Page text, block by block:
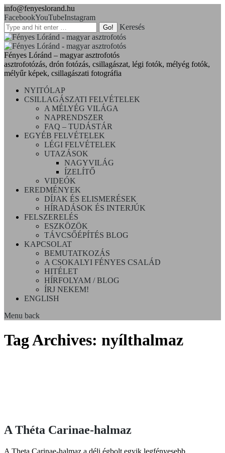
info@fenyeslorand.hu
FacebookYouTubeInstagram
Keresés
Fényes Lóránd – magyar asztrofotós
asztrofotózás, drón fotózás, csillagászat, légi fotók, mélyég fotók,
mélyűr képek, csillagászati fotográfia
NYITÓLAP
CSILLAGÁSZATI FELVÉTELEK
A MÉLYÉG VILÁGA
NAPRENDSZER
FAQ – TUDÁSTÁR
EGYÉB FELVÉTELEK
LÉGI FELVÉTELEK
UTAZÁSOK
NAGYVILÁG
ÍZELÍTŐ
VIDEÓK
EREDMÉNYEK
DÍJAK ÉS ELISMERÉSEK
HÍRADÁSOK ÉS INTERJÚK
FELSZERELÉS
ESZKÖZÖK
TÁVCSŐÉPÍTÉS BLOG
KAPCSOLAT
BEMUTATKOZÁS
A CSOKALYI FÉNYES CSALÁD
HITÉLET
HÍRFOLYAM / BLOG
ÍRJ NEKEM!
ENGLISH
Menu back
Tag Archives: nyílthalmaz
A Théta Carinae-halmaz